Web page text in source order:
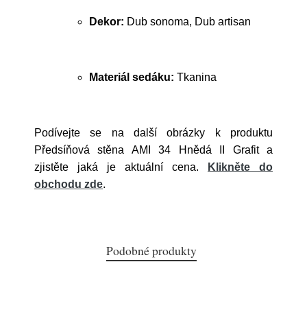
Dekor: Dub sonoma, Dub artisan
Materiál sedáku: Tkanina
Podívejte se na další obrázky k produktu
Předsíňová stěna AMI 34 Hnědá II Grafit a
zjistěte jaká je aktuální cena.
Klikněte do
obchodu zde.
Podobné produkty